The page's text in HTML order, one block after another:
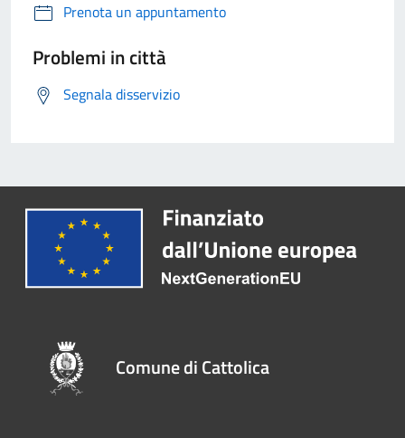
Prenota un appuntamento
Problemi in città
Segnala disservizio
Comune di Cattolica